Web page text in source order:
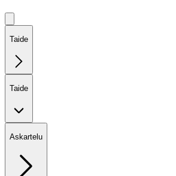
Taide
Taide
Askartelu